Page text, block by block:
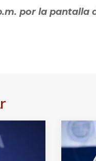
por la pantalla